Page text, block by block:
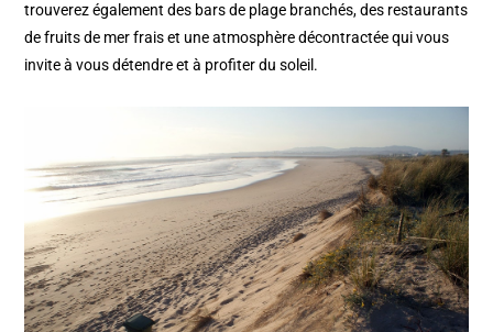
trouverez également des bars de plage branchés, des restaurants
de fruits de mer frais et une atmosphère décontractée qui vous
invite à vous détendre et à profiter du soleil.